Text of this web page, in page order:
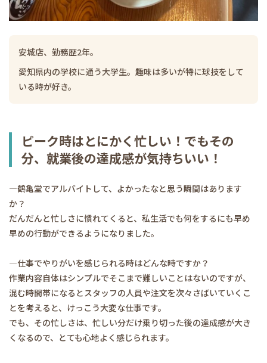
安城店、勤務歴2年。
愛知県内の学校に通う大学生。趣味は多いが特に球技をして
いる時が好き。
ピーク時はとにかく忙しい！でもその
分、就業後の達成感が気持ちいい！
―鶴亀堂でアルバイトして、よかったなと思う瞬間はあります
か？
だんだんと忙しさに慣れてくると、私生活でも何をするにも早め
早めの行動ができるようになりました。
―仕事でやりがいを感じられる時はどんな時ですか？
作業内容自体はシンプルでそこまで難しいことはないのですが、
混む時間帯になるとスタッフの人員や注文を次々さばいていくこ
とを考えると、けっこう大変な仕事です。
でも、その忙しさは、忙しい分だけ乗り切った後の達成感が大き
くなるので、とても心地よく感じられます。